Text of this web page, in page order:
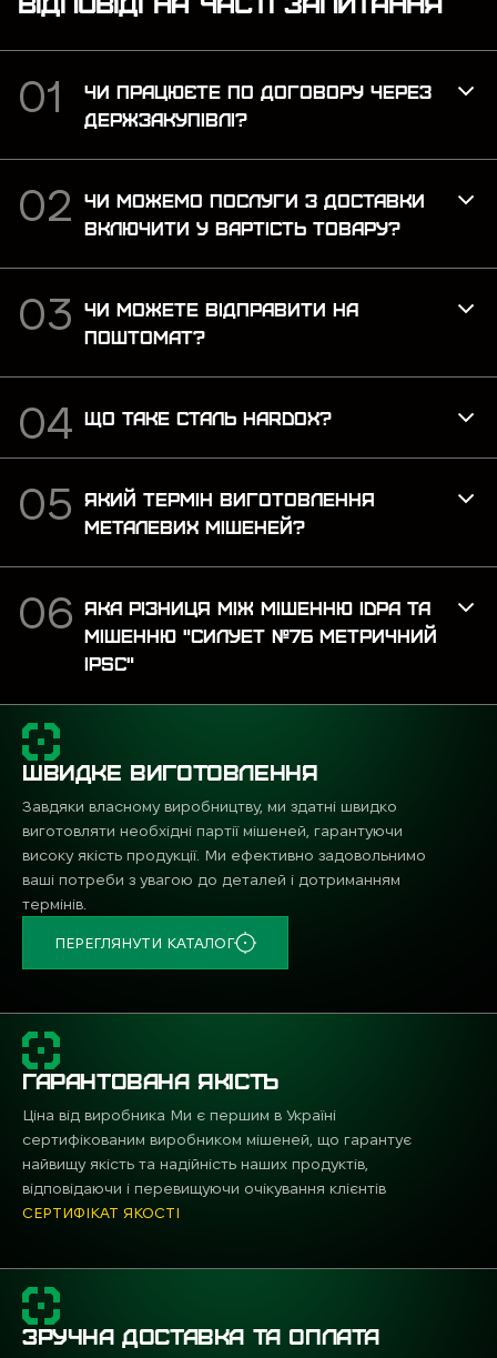
наближена до бойових
тих, хто хоче відточити
ЧИ ПРАЦЮЄТЕ ПО ДОГОВОРУ ЧЕРЕЗ
ДЕРЖЗАКУПІВЛІ?
ЧИ МОЖЕМО ПОСЛУГИ З ДОСТАВКИ
ВКЛЮЧИТИ У ВАРТІСТЬ ТОВАРУ?
ЧИ МОЖЕТЕ ВІДПРАВИТИ НА
ПОШТОМАТ?
ЩО ТАКЕ СТАЛЬ HARDOX?
ЯКИЙ ТЕРМІН ВИГОТОВЛЕННЯ
МЕТАЛЕВИХ МІШЕНЕЙ?
ЯКА РІЗНИЦЯ МІЖ МІШЕННЮ IDPA ТА
МІШЕННЮ "СИЛУЕТ №7Б МЕТРИЧНИЙ
IPSC"
ШВИДКЕ ВИГОТОВЛЕННЯ
Завдяки власному виробництву, ми здатні швидко
виготовляти необхідні партії мішеней, гарантуючи
високу якість продукції. Ми ефективно задовольнимо
ваші потреби з увагою до деталей і дотриманням
термінів.
ПЕРЕГЛЯНУТИ КАТАЛОГ
ГАРАНТОВАНА ЯКІСТЬ
Ціна від виробника Ми є першим в Україні
сертифікованим виробником мішеней, що гарантує
найвищу якість та надійність наших продуктів,
відповідаючи і перевищуючи очікування клієнтів
СЕРТИФІКАТ ЯКОСТІ
ЗРУЧНА ДОСТАВКА ТА ОПЛАТА